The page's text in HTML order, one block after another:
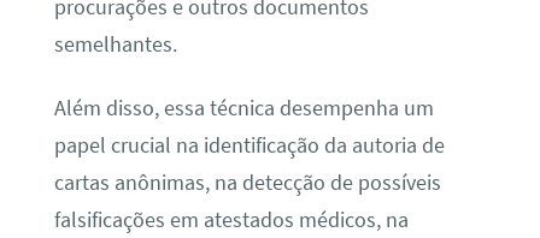
procurações e outros documentos
semelhantes.
Além disso, essa técnica desempenha um
papel crucial na identificação da autoria de
cartas anônimas, na detecção de possíveis
falsificações em atestados médicos, na